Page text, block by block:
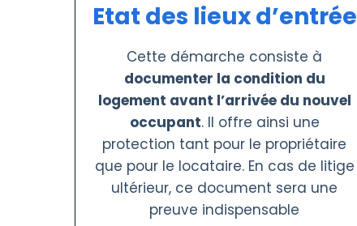
Etat des lieux d’entrée
Cette démarche consiste à
documenter la condition du
logement avant l’arrivée du nouvel
occupant. Il offre ainsi une
protection tant pour le propriétaire
que pour le locataire. En cas de litige
ultérieur, ce document sera une
preuve indispensable